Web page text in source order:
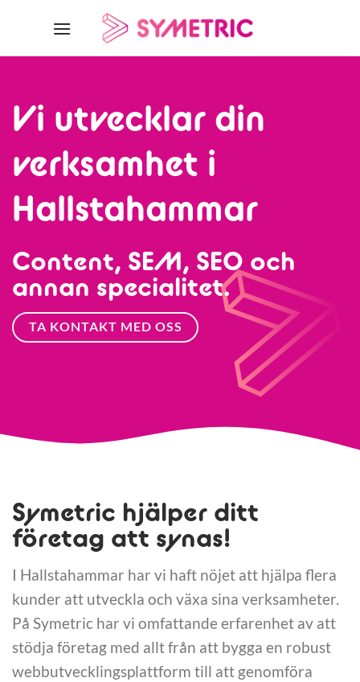
Vi utvecklar din
verksamhet i
Hallstahammar
Content, SEM, SEO och
annan specialitet.
TA KONTAKT MED OSS
Symetric hjälper ditt
företag att synas!
I Hallstahammar har vi haft nöjet att hjälpa flera
kunder att utveckla och växa sina verksamheter.
På Symetric har vi omfattande erfarenhet av att
stödja företag med allt från att bygga en robust
webbutvecklingsplattform till att genomföra